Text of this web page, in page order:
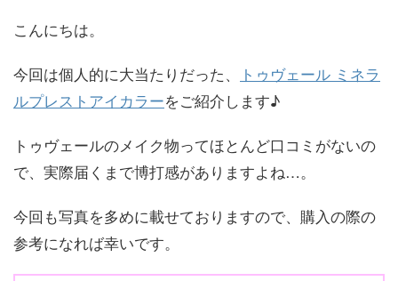
こんにちは。
今回は個人的に大当たりだった、
トゥヴェール ミネラ
ルプレストアイカラーをご紹介します♪
トゥヴェールのメイク物ってほとんど口コミがないの
で、実際届くまで博打感がありますよね…。
今回も写真を多めに載せておりますので、購入の際の
参考になれば幸いです。